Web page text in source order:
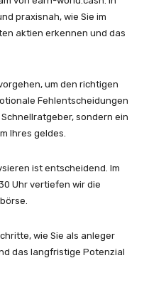
praxisnah, wie Sie im
aktien erkennen und das
um den richtigen
Fehlentscheidungen
sondern ein
Ihres geldes.
ist entscheidend. Im
Uhr vertiefen wir die
wie Sie als anleger
das langfristige Potenzial